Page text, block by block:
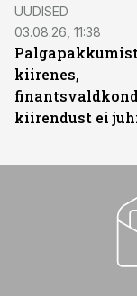
UUDISED
03.08.26, 11:38
kiirenes,
kiirendust ei